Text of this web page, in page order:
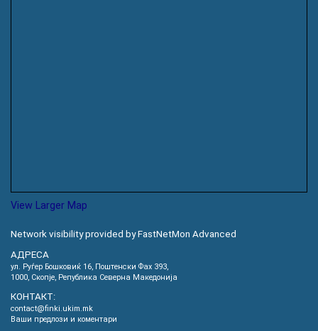
View Larger Map
Network visibility provided by FastNetMon Advanced
АДРЕСА
ул. Руѓер Бошковиќ 16, Пoштенски Фах 393,
1000, Скопје, Република Северна Македонија
КОНТАКТ:
contact@finki.ukim.mk
Ваши предлози и коментари